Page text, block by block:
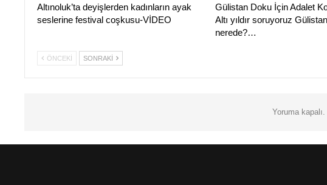
Altınoluk’ta deyişlerden kadınların ayak
seslerine festival coşkusu-VİDEO
Gülistan Doku İçin Adalet
Altı yıldır soruyoruz
nerede?…
ÖNCEKI SONRAKI
Yoruma kapalı.